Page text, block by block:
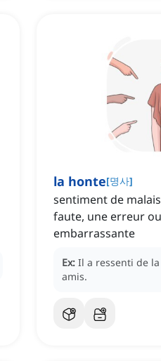
la honte[명사]
sentiment de
faute, une erreur
embarrassante
Ex: Il a ressenti de la
amis.